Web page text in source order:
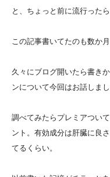
と、ちょっと前に流行った
この記事書いてたのも数か
久々にブログ開いたら書き
ンについて今回はお話しまし
調べてみたらプレミアつい
ント。有効成分は肝臓に良
てるくらい。